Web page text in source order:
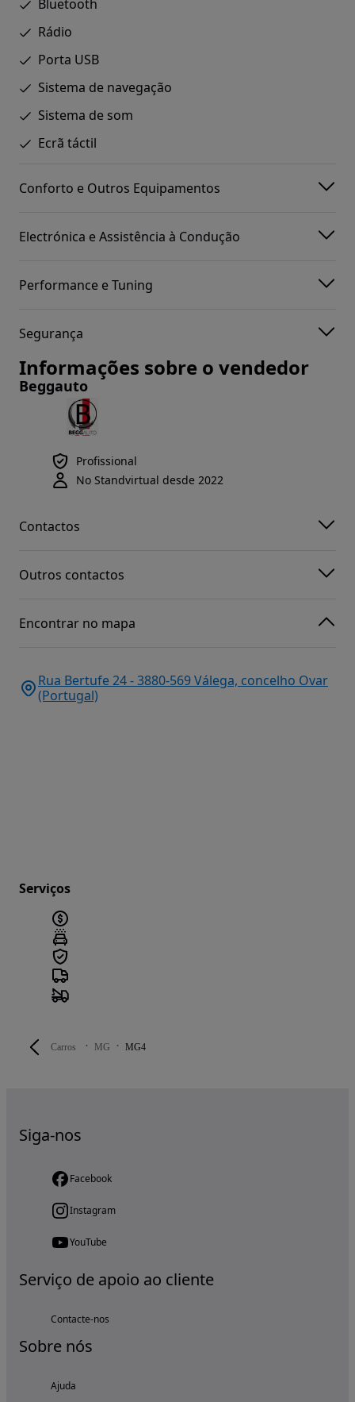
Carros MG MG4
Bluetooth
Rádio
Porta USB
Sistema de navegação
Sistema de som
Ecrã táctil
Conforto e Outros Equipamentos
Electrónica e Assistência à Condução
Performance e Tuning
Segurança
Informações sobre o vendedor
Beggauto
Profissional
No Standvirtual desde 2022
Contactos
Outros contactos
Encontrar no mapa
Rua Bertufe 24 - 3880-569 Válega, concelho Ovar
(Portugal)
Serviços
Siga-nos
Facebook
Instagram
YouTube
Serviço de apoio ao cliente
Contacte-nos
Sobre nós
Ajuda